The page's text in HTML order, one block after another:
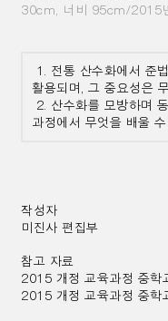
30cm, 너비 95cm/2015
1. 전통 산수화에서 준
활용되며, 그 중요성은
2. 산수화를 모방하며
과정에서 무엇을 배울
작성자
미진사 편집부
참고 자료
2015 개정 교육과정 중
2015 개정 교육과정 중